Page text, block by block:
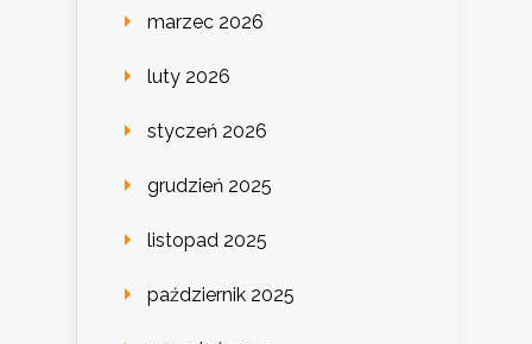
marzec 2026
luty 2026
styczeń 2026
grudzień 2025
listopad 2025
październik 2025